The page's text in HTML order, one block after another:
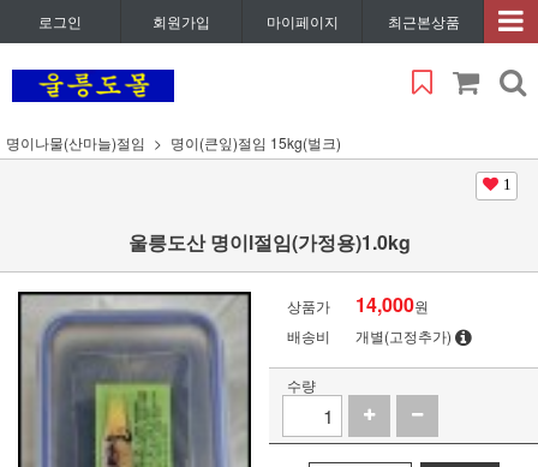
로그인 회원가입 마이페이지 최근본상품
명이나물(산마늘)절임 명이(큰잎)절임 15kg(벌크)
1
울릉도산 명이l절임(가정용)1.0kg
상품가 14,000원
배송비
개별(고정추가)
수량